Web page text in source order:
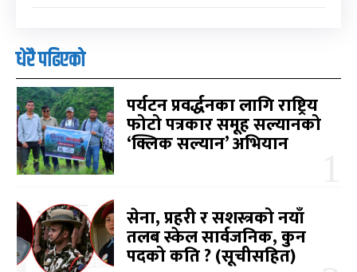
धेरै पढिएको
पर्यटन प्रवर्द्धनका लागि राष्ट्रिय
फोटो पत्रकार समूह सल्यानको
‘क्लिक सल्यान’ अभियान
सेना, प्रहरी र सशस्त्रको नयाँ
तलब स्केल सार्वजनिक, कुन
पदको कति ? (सूचीसहित)